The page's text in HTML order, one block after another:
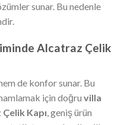
sunar. Bu nedenle
Alcatraz Çelik
de konfor sunar. Bu
için doğru villa
Kapı , geniş ürün